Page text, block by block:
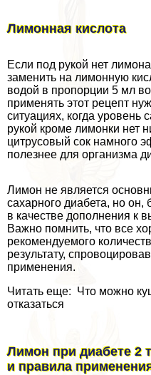
Лимонная кислота
Если под рукой нет
заменить на лимонную
водой в пропорции 5 мл
применять этот рецепт
ситуациях, когда уровень
рукой кроме лимонки нет
цитрусовый сок намного
полезнее для организма
Лимон не является
сахарного диабета, но
в качестве дополнения к
Важно помнить, что все
рекомендуемого
результату,
применения.
Читать еще: Что можно
отказаться
Лимон при диабете 2
и правила